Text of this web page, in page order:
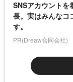
SNSアカウントを
長。実はみんなコ
す。
PR(Dreaw合同会社)